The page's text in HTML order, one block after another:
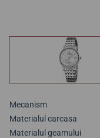
Mecanism
Materialul carcasa
Materialul geamului